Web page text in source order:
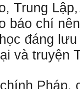
Trung
báo chí
đáng
và truyện
Pháp,